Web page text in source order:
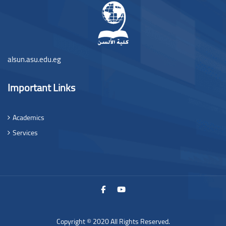
alsun.asu.edu.eg
Important Links
Academics
Services
Copyright © 2020 All Rights Reserved.